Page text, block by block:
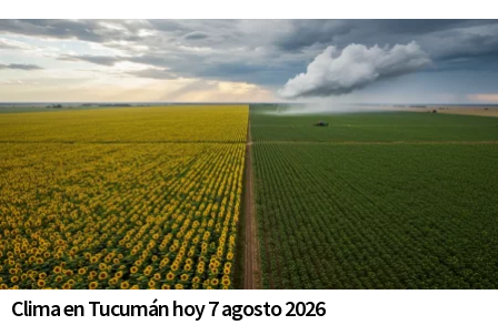
Clima en Tucumán hoy 7 agosto 2026